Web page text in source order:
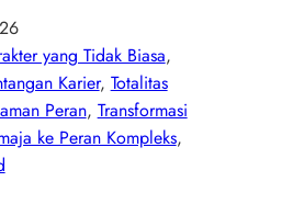
yang Tidak Biasa
Karier, Totalitas
Peran, Transformasi
ke Peran Kompleks